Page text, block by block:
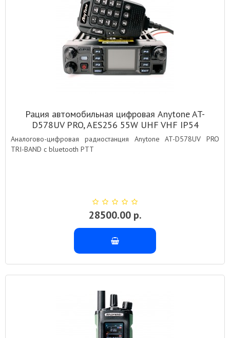
Рация автомобильная цифровая Anytone AT-
D578UV PRO, AES256 55W UHF VHF IP54
BLUETOOTH GPS
Аналогово-цифровая радиостанция Anytone AT-D578UV PRO
TRI-BAND с bluetooth PTT
28500.00 р.